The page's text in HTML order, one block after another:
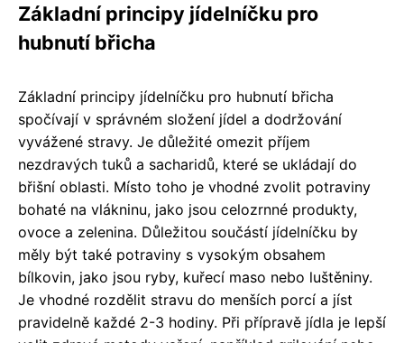
Základní principy jídelníčku pro
hubnutí břicha
Základní principy jídelníčku pro hubnutí břicha
spočívají v správném složení jídel a dodržování
vyvážené stravy. Je důležité omezit příjem
nezdravých tuků a sacharidů, které se ukládají do
břišní oblasti. Místo toho je vhodné zvolit potraviny
bohaté na vlákninu, jako jsou celozrnné produkty,
ovoce a zelenina. Důležitou součástí jídelníčku by
měly být také potraviny s vysokým obsahem
bílkovin, jako jsou ryby, kuřecí maso nebo luštěniny.
Je vhodné rozdělit stravu do menších porcí a jíst
pravidelně každé 2-3 hodiny. Při přípravě jídla je lepší